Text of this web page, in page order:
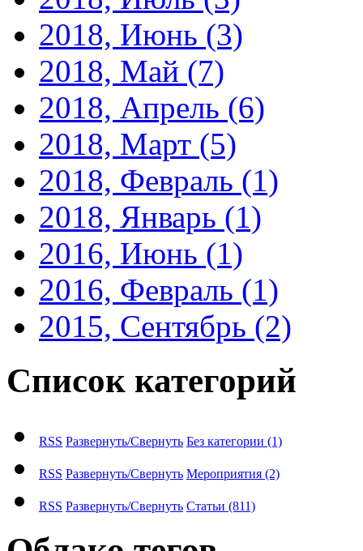
2018, Июнь (3)
2018, Май (7)
2018, Апрель (6)
2018, Март (5)
2018, Февраль (1)
2018, Январь (1)
2016, Июнь (1)
2016, Февраль (1)
2015, Сентябрь (2)
Список категорий
RSS Развернуть/Свернуть Без категории (1)
RSS Развернуть/Свернуть Мероприятия (2)
RSS Развернуть/Свернуть Статьи (811)